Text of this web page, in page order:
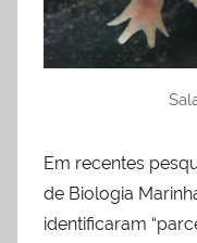
Em recentes
de Biologia
identificaram